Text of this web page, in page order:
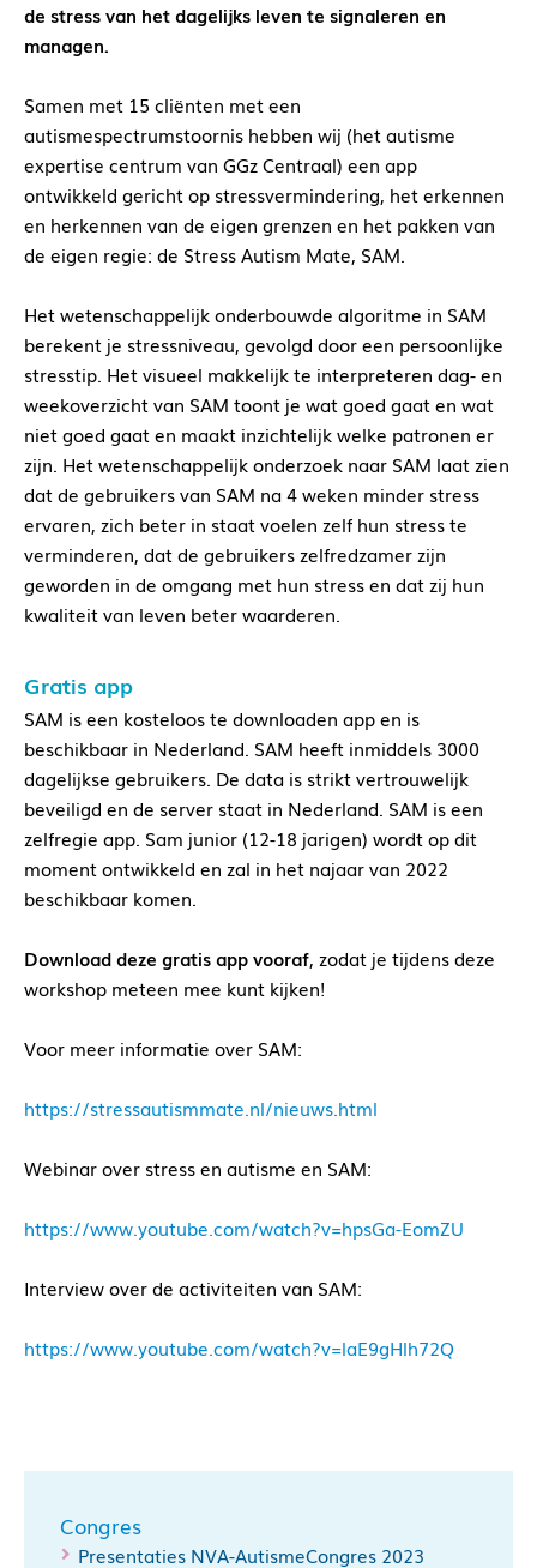
de stress van het dagelijks leven te signaleren en
managen.
Samen met 15 cliënten met een
autismespectrumstoornis hebben wij (het autisme
expertise centrum van GGz Centraal) een app
ontwikkeld gericht op stressvermindering, het erkennen
en herkennen van de eigen grenzen en het pakken van
de eigen regie: de Stress Autism Mate, SAM.
Het wetenschappelijk onderbouwde algoritme in SAM
berekent je stressniveau, gevolgd door een persoonlijke
stresstip. Het visueel makkelijk te interpreteren dag- en
weekoverzicht van SAM toont je wat goed gaat en wat
niet goed gaat en maakt inzichtelijk welke patronen er
zijn. Het wetenschappelijk onderzoek naar SAM laat zien
dat de gebruikers van SAM na 4 weken minder stress
ervaren, zich beter in staat voelen zelf hun stress te
verminderen, dat de gebruikers zelfredzamer zijn
geworden in de omgang met hun stress en dat zij hun
kwaliteit van leven beter waarderen.
Gratis app
SAM is een kosteloos te downloaden app en is
beschikbaar in Nederland. SAM heeft inmiddels 3000
dagelijkse gebruikers. De data is strikt vertrouwelijk
beveiligd en de server staat in Nederland. SAM is een
zelfregie app. Sam junior (12-18 jarigen) wordt op dit
moment ontwikkeld en zal in het najaar van 2022
beschikbaar komen.
Download deze gratis app vooraf, zodat je tijdens deze
workshop meteen mee kunt kijken!
Voor meer informatie over SAM:
https://stressautismmate.nl/nieuws.html
Webinar over stress en autisme en SAM:
https://www.youtube.com/watch?v=hpsGa-EomZU
Interview over de activiteiten van SAM:
https://www.youtube.com/watch?v=laE9gHlh72Q
Congres
Presentaties NVA-AutismeCongres 2023